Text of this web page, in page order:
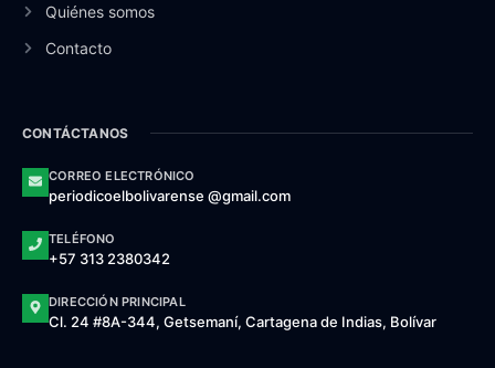
Quiénes somos
Contacto
CONTÁCTANOS
CORREO ELECTRÓNICO
periodicoelbolivarense @gmail.com
TELÉFONO
+57 313 2380342
DIRECCIÓN PRINCIPAL
Cl. 24 #8A-344, Getsemaní, Cartagena de Indias, Bolívar